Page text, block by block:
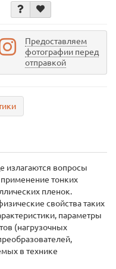
Предоставляем
фотографии перед
отправкой
излагаются вопросы
тонких
пленок.
свойства таких
параметры
(нагрузочных
в технике